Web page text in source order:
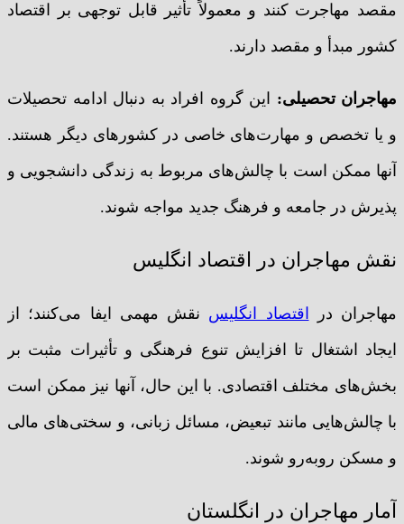
مقصد مهاجرت کنند و معمولاً تأثیر قابل توجهی بر اقتصاد
کشور مبدأ و مقصد دارند.
مهاجران تحصیلی: این گروه افراد به دنبال ادامه تحصیلات
و یا تخصص و مهارت‌های خاصی در کشورهای دیگر هستند.
آنها ممکن است با چالش‌های مربوط به زندگی دانشجویی و
پذیرش در جامعه و فرهنگ جدید مواجه شوند.
نقش مهاجران در اقتصاد انگلیس
مهاجران در اقتصاد انگلیس نقش مهمی ایفا می‌کنند؛ از
ایجاد اشتغال تا افزایش تنوع فرهنگی و تأثیرات مثبت بر
بخش‌های مختلف اقتصادی. با این حال، آنها نیز ممکن است
با چالش‌هایی مانند تبعیض، مسائل زبانی، و سختی‌های مالی
و مسکن روبه‌رو شوند.
آمار مهاجران در انگلستان